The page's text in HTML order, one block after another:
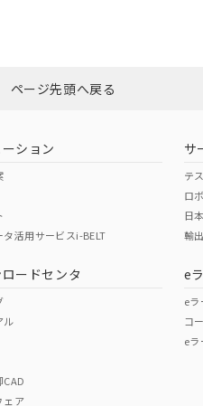
可能性があります。
（アメリカ
この製品の規格
その他の認証はこちらのペ
ページ先頭へ戻る
ション
タ活用サービスi-BELT
ードセンタ
ル
CAD
ェア
サ
テ
ロ
日
輸
e
eラ
コ
eラ